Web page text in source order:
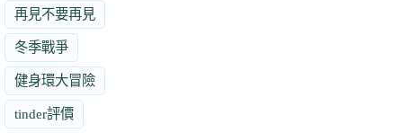
再見不要再見
冬季戰爭
健身環大冒險
tinder評價